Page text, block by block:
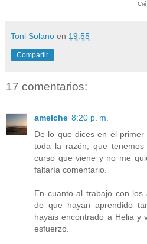
Toni Solano en 19:55
Compartir
17 comentarios:
amelche 8:20 p. m.
De lo que dices en el
toda la razón, que
curso que viene y no me
faltaría comentario.
En cuanto al trabajo con
de que hayan aprendido
hayáis encontrado a Helia y
esfuerzo.